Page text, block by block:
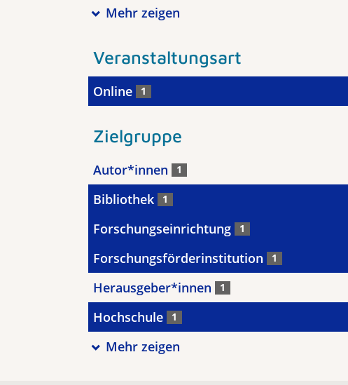
Mehr zeigen
Veranstaltungsart
Online 1
Zielgruppe
Autor*innen 1
Bibliothek 1
Forschungseinrichtung 1
Forschungsförderinstitution 1
Herausgeber*innen 1
Hochschule 1
Mehr zeigen